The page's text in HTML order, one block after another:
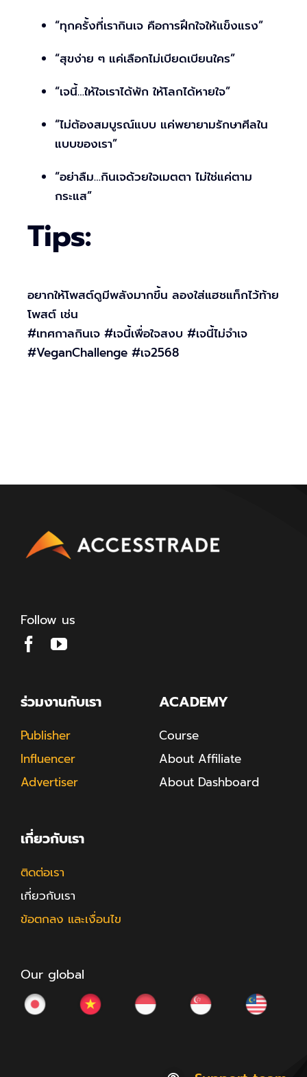
“ทุกครั้งที่เรากินเจ คือการฝึกใจให้แข็งแรง”
“สุขง่าย ๆ แค่เลือกไม่เบียดเบียนใคร”
“เจนี้…ให้ใจเราได้พัก ให้โลกได้หายใจ”
“ไม่ต้องสมบูรณ์แบบ แค่พยายามรักษาศีลใน
แบบของเรา”
“อย่าลืม…กินเจด้วยใจเมตตา ไม่ใช่แค่ตาม
กระแส”
Tips:
อยากให้โพสต์ดูมีพลังมากขึ้น ลองใส่แฮชแท็กไว้ท้าย
โพสต์ เช่น
#เทศกาลกินเจ #เจนี้เพื่อใจสงบ #เจนี้ไม่จำเจ
#VeganChallenge #เจ2568
Follow us
ร่วมงานกับเรา
Publisher
Influencer
Advertiser
ACADEMY
Course
About Affiliate
About Dashboard
เกี่ยวกับเรา
ติดต่อเรา
เกี่ยวกับเรา
ข้อตกลง และเงื่อนไข
Our global